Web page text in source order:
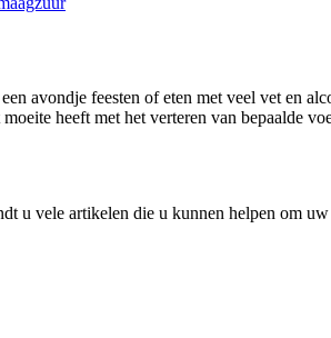
avondje feesten of eten met veel vet en
heeft met het verteren van bepaalde
u vele artikelen die u kunnen helpen om